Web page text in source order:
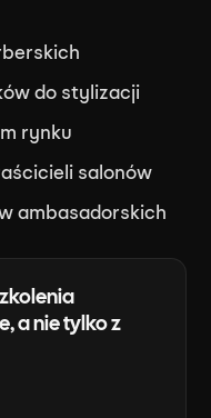
do stylizacji
rynku
salonów
ambasadorskich
a nie tylko z